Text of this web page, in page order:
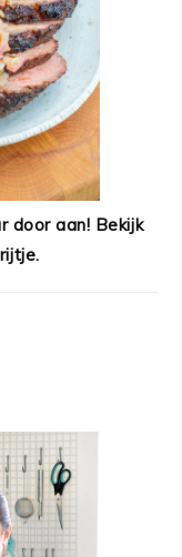
door aan! Bekijk